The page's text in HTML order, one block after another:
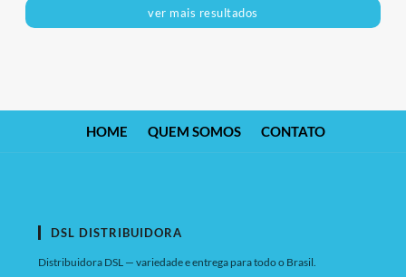
ver mais resultados
HOME QUEM SOMOS CONTATO
DSL DISTRIBUIDORA
Distribuidora DSL — variedade e entrega para todo o Brasil.